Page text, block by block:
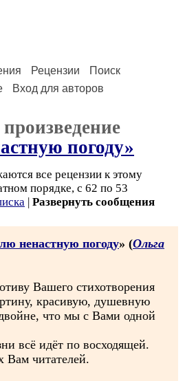
Рецензии
Поиск
Вход для авторов
погоду»
все рецензии к этому
порядке, с 62 по 53
| Развернуть сообщения
ненастную погоду» (Ольга
Вашего стихотворения
красивую, душевную
что мы с Вами одной
всё идёт по восходящей.
Вам читателей.